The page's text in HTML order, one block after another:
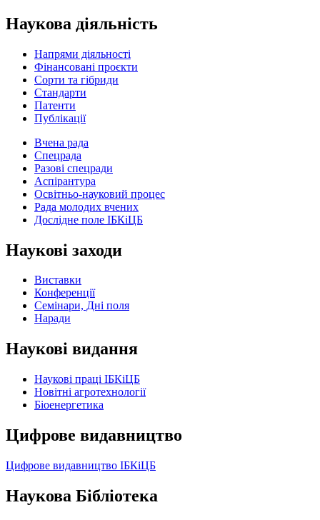
Наукова діяльність
Напрями діяльності
Фінансовані проєкти
Сорти та гібриди
Стандарти
Патенти
Публікації
Вчена рада
Спецрада
Разові спецради
Аспірантура
Освітньо-науковий процес
Рада молодих вчених
Дослідне поле ІБКіЦБ
Наукові заходи
Виставки
Конференції
Семінари, Дні поля
Наради
Наукові видання
Наукові праці ІБКіЦБ
Новітні агротехнології
Бiоенергетика
Цифрове видавництво
Цифрове видавництво ІБКіЦБ
Наукова Бібліотека